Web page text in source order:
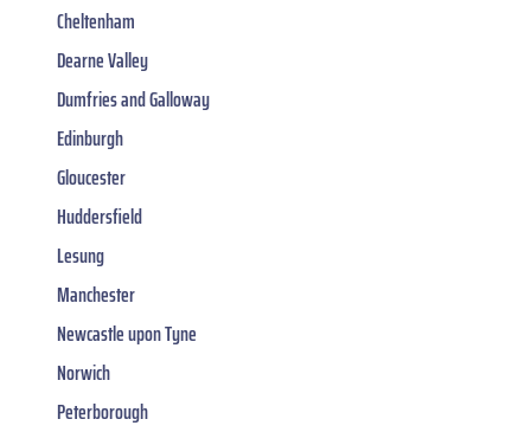
Cheltenham
Dearne Valley
Dumfries and Galloway
Edinburgh
Gloucester
Huddersfield
Lesung
Manchester
Newcastle upon Tyne
Norwich
Peterborough